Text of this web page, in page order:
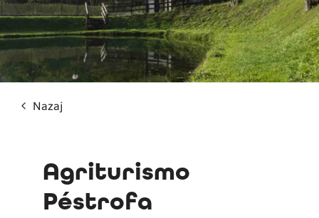
Nazaj
Agriturismo
Péstrofa